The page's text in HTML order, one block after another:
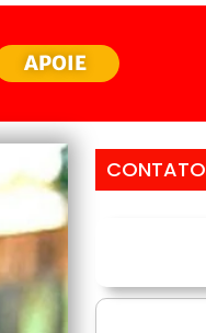
APOIE
CONTATO